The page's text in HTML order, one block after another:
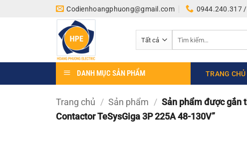
Codienhoangphuong@gmail.com 0944.240.317
kiếm:
DANH MỤC SẢN PHẨM TRANG CHỦ
Trang chủ / Sản phẩm / Sản phẩm được gắn
Contactor TeSysGiga 3P 225A 48-130V”